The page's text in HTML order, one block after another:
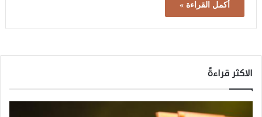
أكمل القراءة »
الاكثر قراءةً